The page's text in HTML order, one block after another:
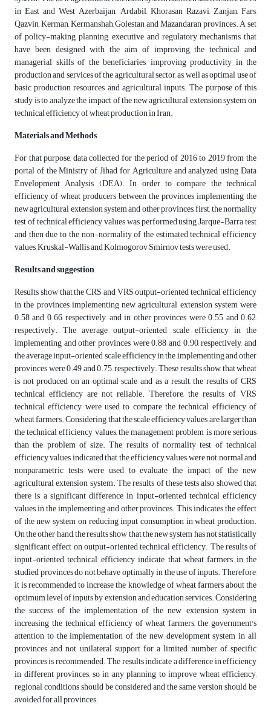
in East and West Azerbaijan, Ardabil, Khorasan Razavi, Zanjan, Fars,
Qazvin, Kerman, Kermanshah, Golestan and Mazandaran provinces. A set
of policy-making, planning, executive and regulatory mechanisms that
have been designed with the aim of improving the technical and
managerial skills of the beneficiaries, improving productivity in the
production and services of the agricultural sector, as well as optimal use of
basic production resources and agricultural inputs. The purpose of this
study is to analyze the impact of the new agricultural extension system on
technical efficiency of wheat production in Iran.
Materials and Methods
For that purpose, data collected for the period of 2016 to 2019 from the
portal of the Ministry of Jihad for Agriculture and analyzed using Data
Envelopment Analysis (DEA). In order to compare the technical
efficiency of wheat producers between the provinces implementing the
new agricultural extension system and other provinces, first, the normality
test of technical efficiency values was performed using Jarque-Barra test
and then due to the non-normality of the estimated technical efficiency
values, Kruskal-Wallis and Kolmogorov–Smirnov tests were used.
Results and suggestion
Results show that the CRS and VRS output-oriented technical efficiency
in the provinces implementing new agricultural extension system were
0.58 and 0.66, respectively, and in other provinces were 0.55 and 0.62,
respectively. The average output-oriented scale efficiency in the
implementing and other provinces were 0.88 and 0.90, respectively, and
the average input-oriented scale efficiency in the implementing and other
provinces were 0.49 and 0.75, respectively. These results show that wheat
is not produced on an optimal scale and as a result, the results of CRS
technical efficiency are not reliable. Therefore, the results of VRS
technical efficiency were used to compare the technical efficiency of
wheat farmers. Considering that the scale efficiency values are larger than
the technical efficiency values, the management problem is more serious
than the problem of size. The results of normality test of technical
efficiency values indicated that the efficiency values were not normal and
nonparametric tests were used to evaluate the impact of the new
agricultural extension system. The results of these tests also showed that
there is a significant difference in input-oriented technical efficiency
values in the implementing and other provinces. This indicates the effect
of the new system on reducing input consumption in wheat production.
On the other hand, the results show that the new system has not statistically
significant effect on output-oriented technical efficiency. The results of
input-oriented technical efficiency indicate that wheat farmers in the
studied provinces do not behave optimally in the use of inputs. Therefore,
it is recommended to increase the knowledge of wheat farmers about the
optimum level of inputs by extension and education services. Considering
the success of the implementation of the new extension system in
increasing the technical efficiency of wheat farmers, the government's
attention to the implementation of the new development system in all
provinces and not unilateral support for a limited number of specific
provinces is recommended. The results indicate a difference in efficiency
in different provinces, so in any planning to improve wheat efficiency,
regional conditions should be considered and the same version should be
avoided for all provinces.